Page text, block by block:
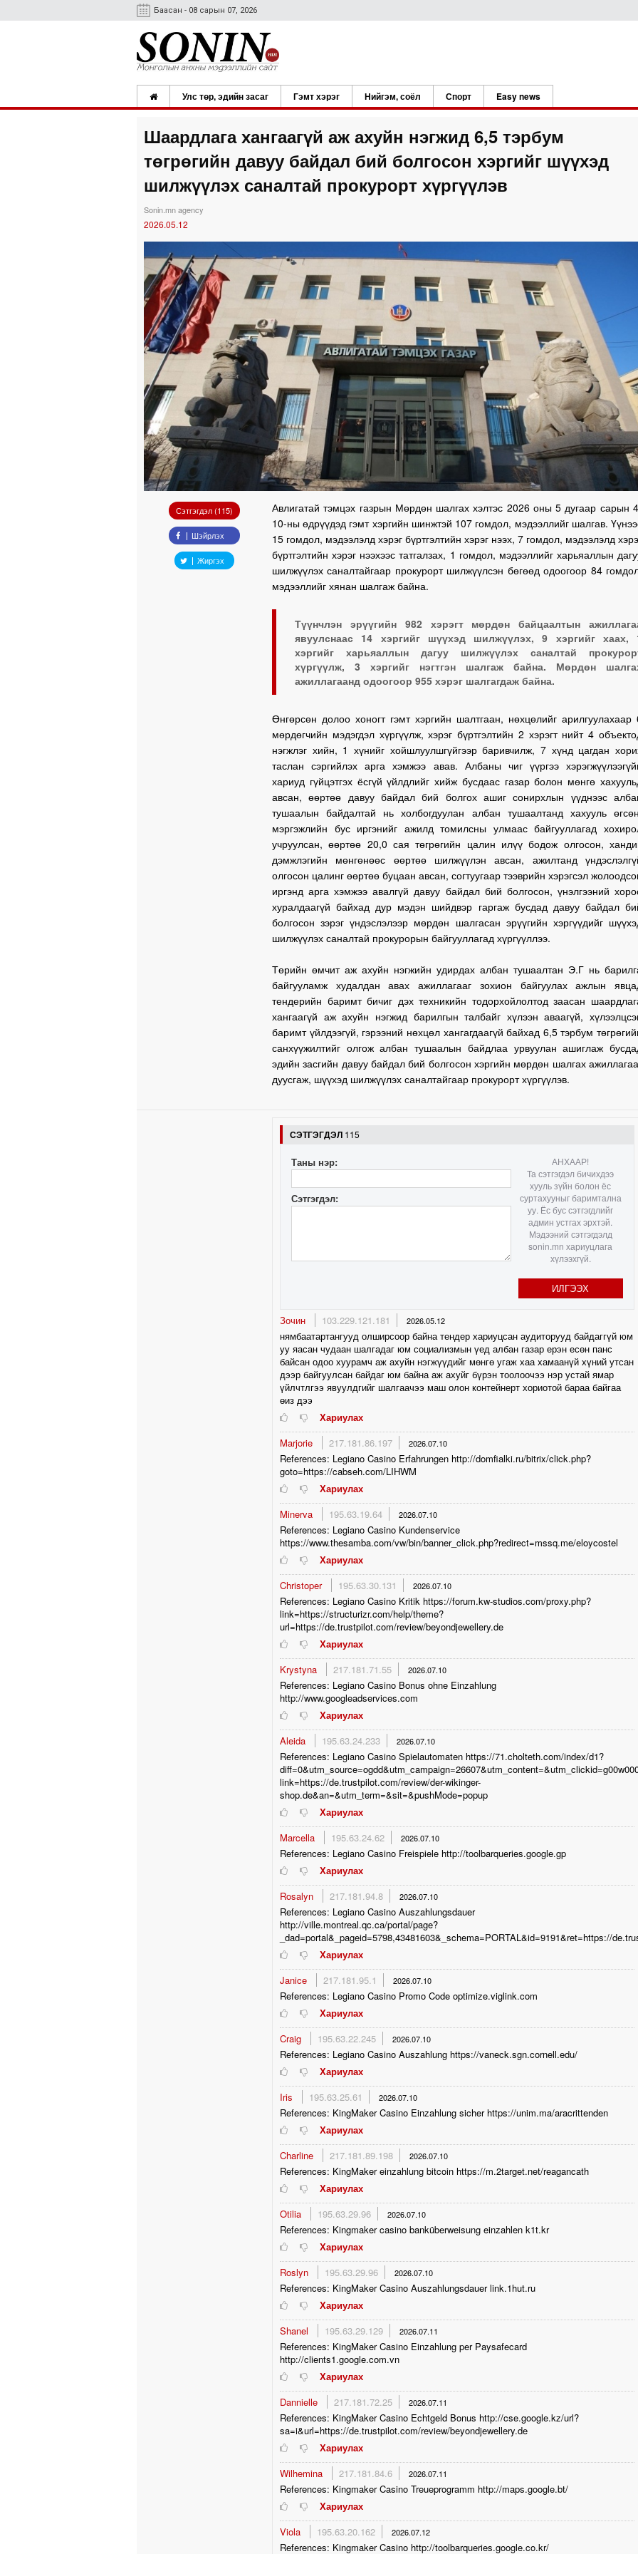
Баасан - 08 сарын 07, 2026
Улс төр, эдийн засаг Гэмт хэрэг Нийгэм, соёл Спорт Easy news
Шаардлага хангаагүй аж ахуйн нэгжид 6,5 тэрбум
төгрөгийн давуу байдал бий болгосон хэргийг шүүхэд
шилжүүлэх саналтай прокурорт хүргүүлэв
Sonin.mn agency
2026.05.12
Сэтгэгдэл (115)
Шэйрлэх
Жиргэх
Авлигатай тэмцэх газрын Мөрдөн шалгах хэлтэс 2026 оны 5 дугаар сарын
10-ны өдрүүдэд гэмт хэргийн шинжтэй 107 гомдол, мэдээллийг шалгав.
15 гомдол, мэдээлэлд хэрэг бүртгэлтийн хэрэг нээх, 7 гомдол, мэдээлэлд
бүртгэлтийн хэрэг нээхээс татгалзах, 1 гомдол, мэдээллийг харьяаллын
шилжүүлэх саналтайгаар прокурорт шилжүүлсэн бөгөөд одоогоор 84
мэдээллийг хянан шалгаж байна.
Түүнчлэн эрүүгийн 982 хэрэгт мөрдөн байцаалтын
явуулснаас 14 хэргийг шүүхэд шилжүүлэх, 9 хэргийг хаах,
хэргийг харьяаллын дагуу шилжүүлэх саналтай
хүргүүлж, 3 хэргийг нэгтгэн шалгаж байна. Мөрдөн
ажиллагаанд одоогоор 955 хэрэг шалгагдаж байна.
Өнгөрсөн долоо хоногт гэмт хэргийн шалтгаан, нөхцөлийг арилгуулахаар
мөрдөгчийн мэдэгдэл хүргүүлж, хэрэг бүртгэлтийн 2 хэрэгт нийт 4
нэгжлэг хийн, 1 хүнийг хойшлуулшгүйгээр баривчилж, 7 хүнд цагдан
таслан сэргийлэх арга хэмжээ авав. Албаны чиг үүргээ
хариуд гүйцэтгэх ёсгүй үйлдлийг хийж бусдаас газар болон мөнгө
авсан, өөртөө давуу байдал бий болгох ашиг сонирхлын үүднээс
тушаалын байдалтай нь холбогдуулан албан тушаалтанд хахууль
мэргэжлийн бус иргэнийг ажилд томилсны улмаас байгууллагад
учруулсан, өөртөө 20,0 сая төгрөгийн цалин илүү бодож олгосон,
дэмжлэгийн мөнгөнөөс өөртөө шилжүүлэн авсан, ажилтанд
олгосон цалинг өөртөө буцаан авсан, согтуугаар тээврийн хэрэгсэл
иргэнд арга хэмжээ авалгүй давуу байдал бий болгосон, үнэлгээний
хуралдаагүй байхад дур мэдэн шийдвэр гаргаж бусдад давуу байдал
болгосон зэрэг үндэслэлээр мөрдөн шалгасан эрүүгийн хэргүүдийг
шилжүүлэх саналтай прокурорын байгууллагад хүргүүллээ.
Төрийн өмчит аж ахуйн нэгжийн удирдах албан тушаалтан Э.Г нь
байгууламж худалдан авах ажиллагааг зохион байгуулах ажлын
тендерийн баримт бичиг дэх техникийн тодорхойлолтод заасан
хангаагүй аж ахуйн нэгжид барилгын талбайг хүлээн аваагүй,
баримт үйлдээгүй, гэрээний нөхцөл хангагдаагүй байхад 6,5 тэрбум
санхүүжилтийг олгож албан тушаалын байдлаа урвуулан ашиглаж
эдийн засгийн давуу байдал бий болгосон хэргийн мөрдөн шалгах
дуусгаж, шүүхэд шилжүүлэх саналтайгаар прокурорт хүргүүлэв.
СЭТГЭГДЭЛ 115
Таны нэр:
Сэтгэгдэл:
АНХААР!
Та сэтгэгдэл бичихдээ
хууль зүйн болон ёс
суртахууныг баримтална
уу. Ёс бус сэтгэгдлийг
админ устгах эрхтэй.
Мэдээний сэтгэгдэлд
sonin.mn хариуцлага
хүлээхгүй.
ИЛГЭЭХ
Зочин 103.229.121.181 2026.05.12
нямбаатартангууд олширсоор байна тендер хариуцсан аудиторууд байдаггүй юм
уу яасан чудаан шалгадаг юм социализмын үед албан газар ерэн есөн панс
байсан одоо хуурамч аж ахуйн нэгжүүдийг мөнгө угаж хаа хамаанүй хүний утсан
дээр байгуулсан байдаг юм байна аж ахуйг бүрэн тоолоочээ нэр устай ямар
үйлчтлгээ явуулдгийг шалгаачээ маш олон контейнерт хориотой бараа байгаа
өиз дээ
Хариулах
Marjorie
217.181.86.197 2026.07.10
References: Legiano Casino Erfahrungen http://domfialki.ru/bitrix/click.php?
goto=https://cabseh.com/LIHWM
Хариулах
Minerva
195.63.19.64 2026.07.10
References: Legiano Casino Kundenservice
https://www.thesamba.com/vw/bin/banner_click.php?redirect=mssq.me/eloycostel
Хариулах
Christoper
195.63.30.131 2026.07.10
References: Legiano Casino Kritik https://forum.kw-studios.com/proxy.php?
link=https://structurizr.com/help/theme?
url=https://de.trustpilot.com/review/beyondjewellery.de
Хариулах
Krystyna
217.181.71.55 2026.07.10
References: Legiano Casino Bonus ohne Einzahlung
http://www.googleadservices.com
Хариулах
Aleida
195.63.24.233 2026.07.10
References: Legiano Casino Spielautomaten https://71.cholteth.com/index/d1?
link=https://de.trustpilot.com/review/der-wikinger-
shop.de&an=&utm_term=&sit=&pushMode=popup
Хариулах
Marcella
195.63.24.62 2026.07.10
References: Legiano Casino Freispiele http://toolbarqueries.google.gp
Хариулах
Rosalyn
217.181.94.8 2026.07.10
References: Legiano Casino Auszahlungsdauer
http://ville.montreal.qc.ca/portal/page?
_dad=portal&_pageid=5798,43481603&_schema=PORTAL&id=9191&ret=https://
Хариулах
Janice
217.181.95.1 2026.07.10
References: Legiano Casino Promo Code optimize.viglink.com
Хариулах
Craig
195.63.22.245 2026.07.10
References: Legiano Casino Auszahlung https://vaneck.sgn.cornell.edu/
Хариулах
Iris
195.63.25.61 2026.07.10
References: KingMaker Casino Einzahlung sicher https://unim.ma/aracrittenden
Хариулах
Charline
217.181.89.198 2026.07.10
References: KingMaker einzahlung bitcoin https://m.2target.net/reagancath
Хариулах
Otilia
195.63.29.96 2026.07.10
References: Kingmaker casino banküberweisung einzahlen k1t.kr
Хариулах
Roslyn
195.63.29.96 2026.07.10
References: KingMaker Casino Auszahlungsdauer link.1hut.ru
Хариулах
Shanel
195.63.29.129 2026.07.11
References: KingMaker Casino Einzahlung per Paysafecard
http://clients1.google.com.vn
Хариулах
Dannielle
217.181.72.25 2026.07.11
References: KingMaker Casino Echtgeld Bonus http://cse.google.kz/url?
sa=i&url=https://de.trustpilot.com/review/beyondjewellery.de
Хариулах
Wilhemina
217.181.84.6 2026.07.11
References: Kingmaker Casino Treueprogramm http://maps.google.bt/
Хариулах
Viola
195.63.20.162 2026.07.12
References: Kingmaker Casino http://toolbarqueries.google.co.kr/